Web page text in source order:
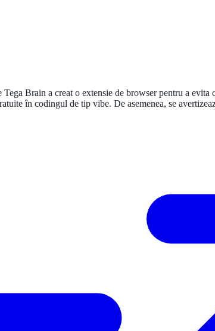
Brain a creat o extensie de browser pentru a
în codingul de tip vibe. De asemenea, se